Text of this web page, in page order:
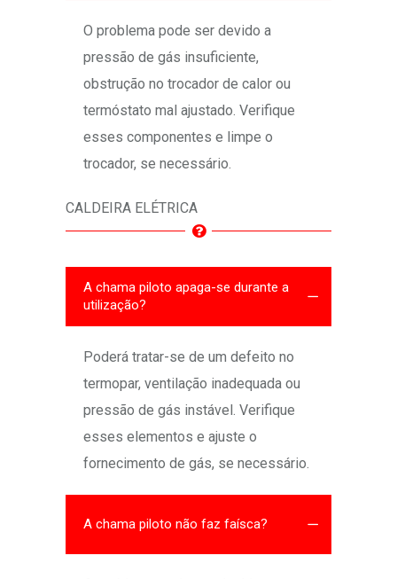
O problema pode ser devido a
pressão de gás insuficiente,
obstrução no trocador de calor ou
termóstato mal ajustado. Verifique
esses componentes e limpe o
trocador, se necessário.
CALDEIRA ELÉTRICA
A chama piloto apaga-se durante a
utilização?
Poderá tratar-se de um defeito no
termopar, ventilação inadequada ou
pressão de gás instável. Verifique
esses elementos e ajuste o
fornecimento de gás, se necessário.
A chama piloto não faz faísca?